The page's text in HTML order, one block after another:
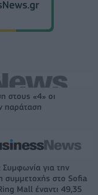
στους «4» οι
παράταση
Συμφωνία για την
συμμετοχής στο Sofia
Mall έναντι 49,35